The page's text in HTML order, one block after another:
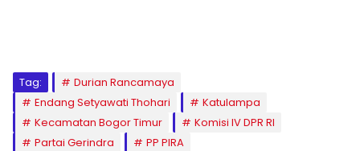
Tag:
Durian Rancamaya
Endang Setyawati Thohari
Katulampa
Kecamatan Bogor Timur
Komisi IV DPR RI
Partai Gerindra
PP PIRA